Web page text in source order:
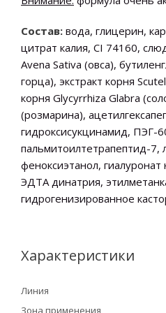
Состав: вода, глицерин,
цитрат калия, CI 74160,
Avena Sativa (овса),
горца), экстракт корня
корня Glycyrrhiza Glabra
(розмарина),
гидроксисукцинамид, ПЭГ-
пальмитоилтетрапептид-7,
феноксиэтанол,
ЭДТА динатрия,
гидрогенизированное
Характеристики
Линия
Зона применения